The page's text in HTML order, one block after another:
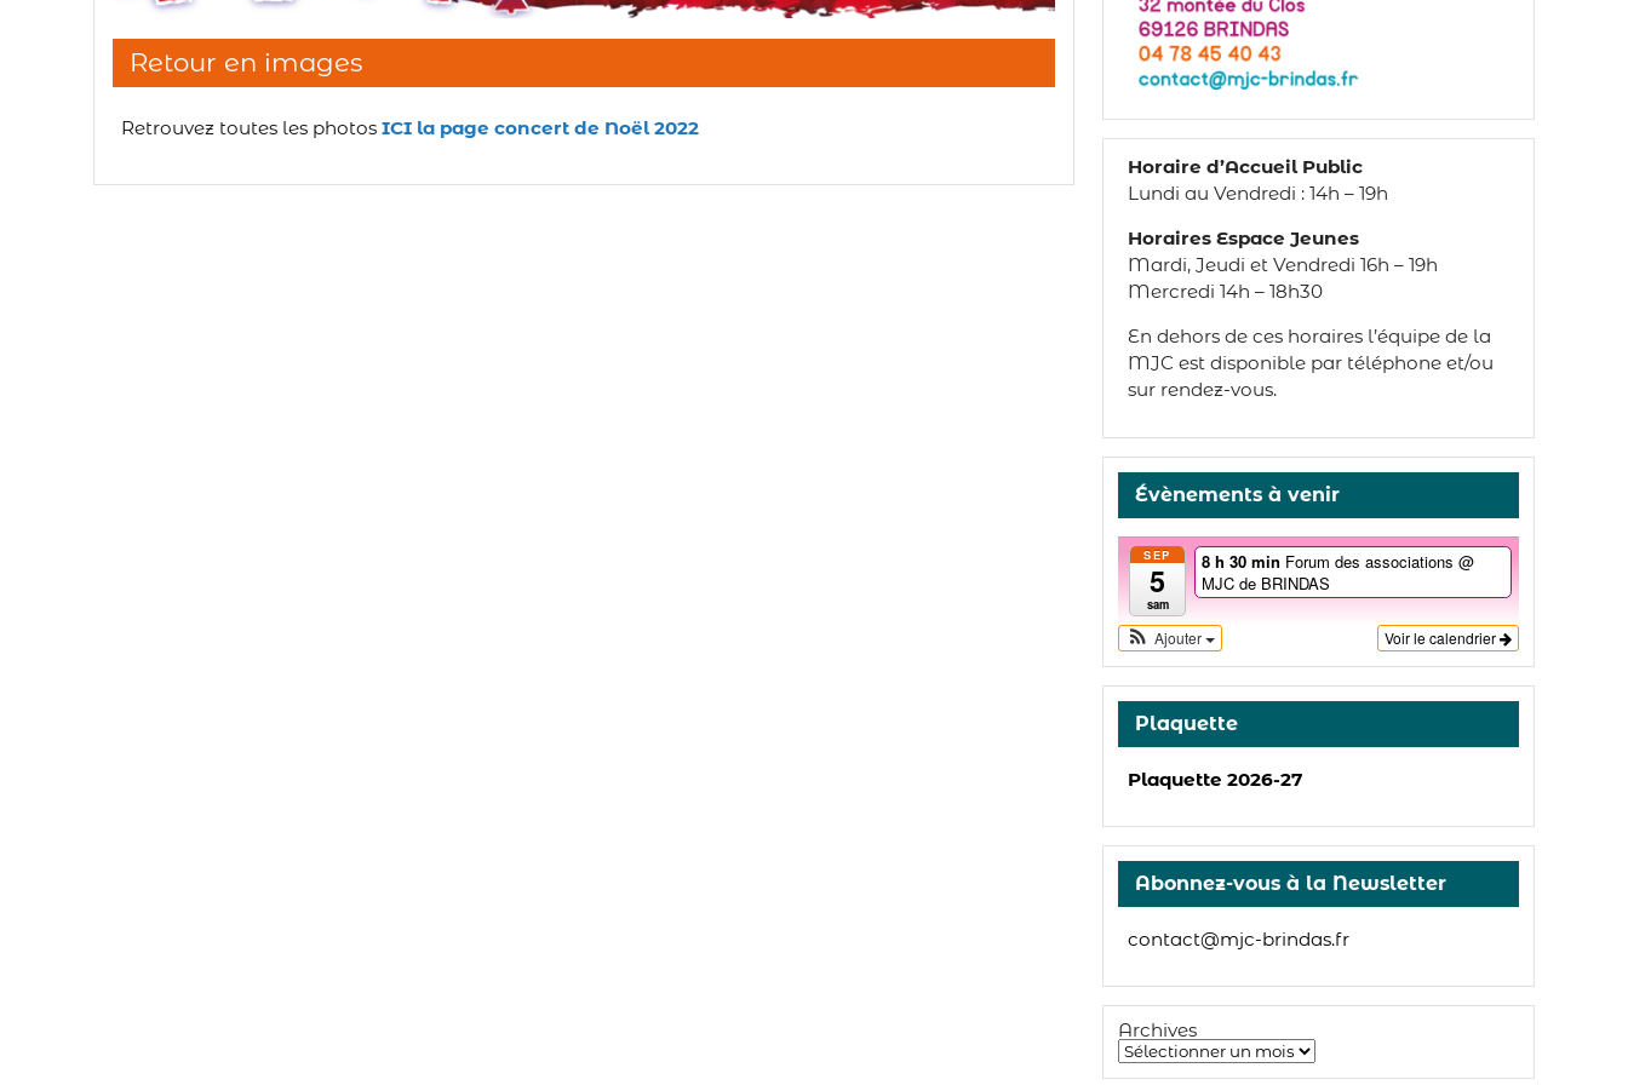
Retour en images
Retrouvez toutes les photosICI la page concert de Noël 2022
Horaire d’Accueil Public
Lundi au Vendredi : 14h – 19h
Horaires Espace Jeunes
Mardi, Jeudi et Vendredi 16h – 19h
Mercredi 14h – 18h30
En dehors de ces horaires l’équipe de la
MJC est disponible par téléphone et/ou
sur rendez-vous.
Évènements à venir
SEP
5
sam
8 h 30 min Forum des associations @
MJC de BRINDAS
Voir le calendrier
Ajouter
Plaquette
Plaquette 2026-27
Abonnez-vous à la Newsletter
contact@mjc-brindas.fr
Archives